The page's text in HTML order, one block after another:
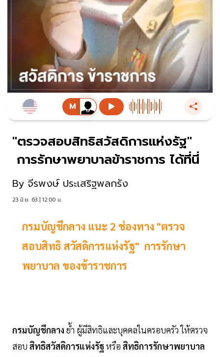
"ตรวจสอบสิทธิสวัสดิการแห่งรัฐ"
การรักษาพยาบาลข้าราชการ ได้ที่นี่
By จีรพงษ์ ประเสริฐพลกรัง
23 มิ.ย. 63 | 12:00 น.
กรมบัญชีกลาง แนะ 2 ช่องทาง "ตรวจ
สอบสิทธิ สวัสดิการแห่งรัฐ" การรักษา
พยาบาล ของข้าราชการ
กรมบัญชีกลาง ย้ำ ผู้มีสิทธิและบุคคลในครอบครัว ให้ตรวจ
สอบ สิทธิสวัสดิการแห่งรัฐหรือ สิทธิการรักษาพยาบาล